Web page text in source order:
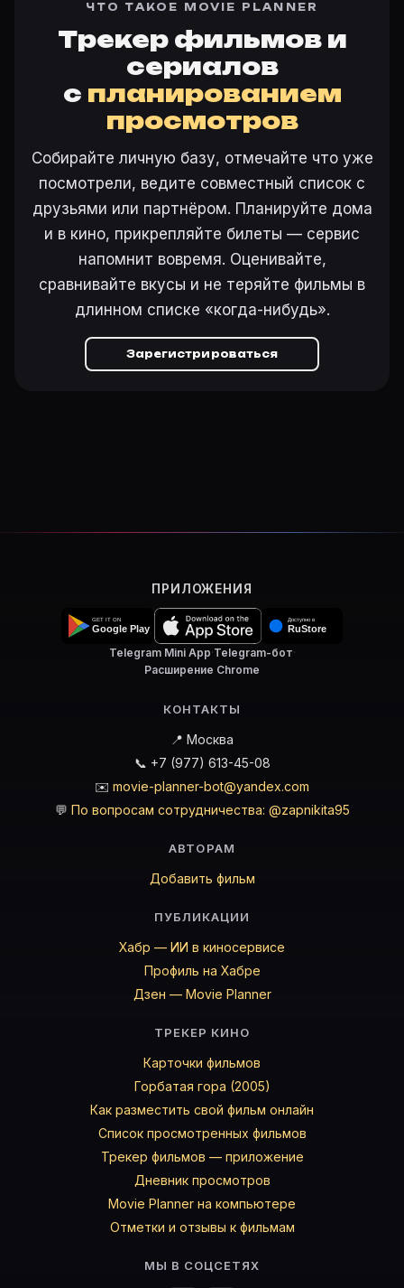
ЧТО ТАКОЕ MOVIE PLANNER
Трекер фильмов и
сериалов
с планированием
просмотров
Собирайте личную базу, отмечайте что уже
посмотрели, ведите совместный список с
друзьями или партнёром. Планируйте дома
и в кино, прикрепляйте билеты — сервис
напомнит вовремя. Оценивайте,
сравнивайте вкусы и не теряйте фильмы в
длинном списке «когда-нибудь».
Зарегистрироваться
ПРИЛОЖЕНИЯ
Telegram Mini App·Telegram-бот·
Расширение Chrome
КОНТАКТЫ
📍 Москва
📞 +7 (977) 613-45-08
✉️ movie-planner-bot@yandex.com
💬 По вопросам сотрудничества: @zapnikita95
АВТОРАМ
Добавить фильм
ПУБЛИКАЦИИ
Хабр — ИИ в киносервисе
Профиль на Хабре
Дзен — Movie Planner
ТРЕКЕР КИНО
Карточки фильмов
Горбатая гора (2005)
Как разместить свой фильм онлайн
Список просмотренных фильмов
Трекер фильмов — приложение
Дневник просмотров
Movie Planner на компьютере
Отметки и отзывы к фильмам
МЫ В СОЦСЕТЯХ